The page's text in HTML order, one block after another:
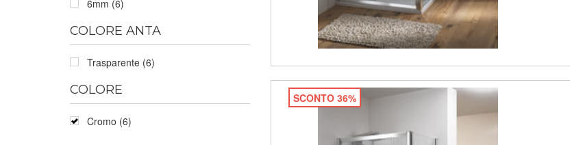
6mm (6)
COLORE ANTA
Trasparente (6)
COLORE
Cromo (6)
SCONTO 36%